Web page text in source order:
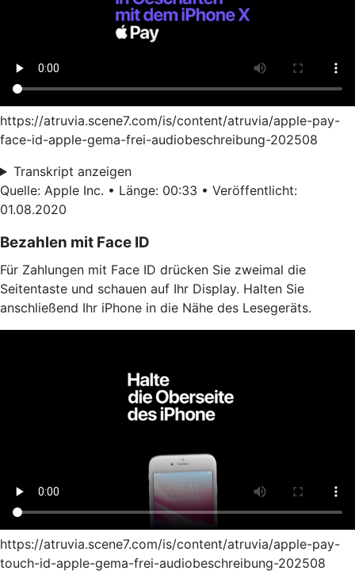
https://atruvia.scene7.com/is/content/atruvia/apple-pay-
face-id-apple-gema-frei-audiobeschreibung-202508
Transkript anzeigen
Quelle: Apple Inc. • Länge: 00:33 • Veröffentlicht:
01.08.2020
Bezahlen mit Face ID
Für Zahlungen mit Face ID drücken Sie zweimal die
Seitentaste und schauen auf Ihr Display. Halten Sie
anschließend Ihr iPhone in die Nähe des Lesegeräts.
https://atruvia.scene7.com/is/content/atruvia/apple-pay-
touch-id-apple-gema-frei-audiobeschreibung-202508